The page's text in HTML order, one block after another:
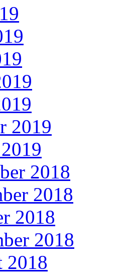
2019
2018
2018
2018
2018
2018